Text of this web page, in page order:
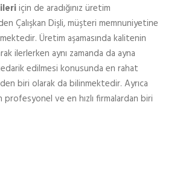
için de aradığınız üretim
Çalışkan Dişli, müşteri memnuniyetine
Üretim aşamasında kalitenin
ilerlerken aynı zamanda da ayna
edilmesi konusunda en rahat
biri olarak da bilinmektedir. Ayrıca
profesyonel ve en hızlı firmalardan biri